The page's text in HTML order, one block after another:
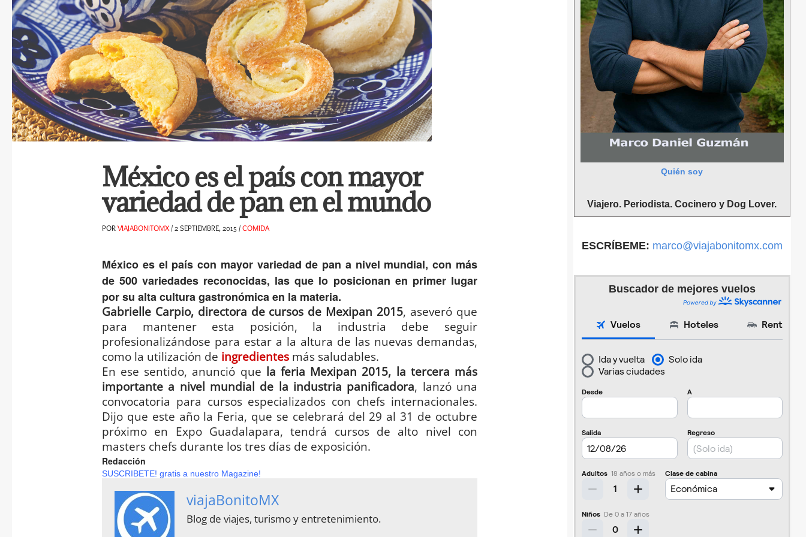
México es el país con mayor
variedad de pan en el mundo
PORVIAJABONITOMX/2 SEPTIEMBRE, 2015/COMIDA
México es el país con mayor variedad de pan a nivel mundial, con más
de 500 variedades reconocidas, las que lo posicionan en primer lugar
por su alta cultura gastronómica en la materia.
Gabrielle Carpio, directora de cursos de Mexipan 2015, aseveró que
para mantener esta posición, la industria debe seguir
profesionalizándose para estar a la altura de las nuevas demandas,
como la utilización de ingredientes más saludables.
En ese sentido, anunció que la feria Mexipan 2015, la tercera más
importante a nivel mundial de la industria panificadora, lanzó una
convocatoria para cursos especializados con chefs internacionales.
Dijo que este año la Feria, que se celebrará del 29 al 31 de octubre
próximo en Expo Guadalapara, tendrá cursos de alto nivel con
masters chefs durante los tres días de exposición.
Redacción
SUSCRIBETE! gratis a nuestro Magazine!
viajaBonitoMX
Blog de viajes, turismo y entretenimiento.
Quién soy
Viajero. Periodista. Cocinero y Dog Lover.
ESCRÍBEME: marco@viajabonitomx.com
Buscador de mejores vuelos